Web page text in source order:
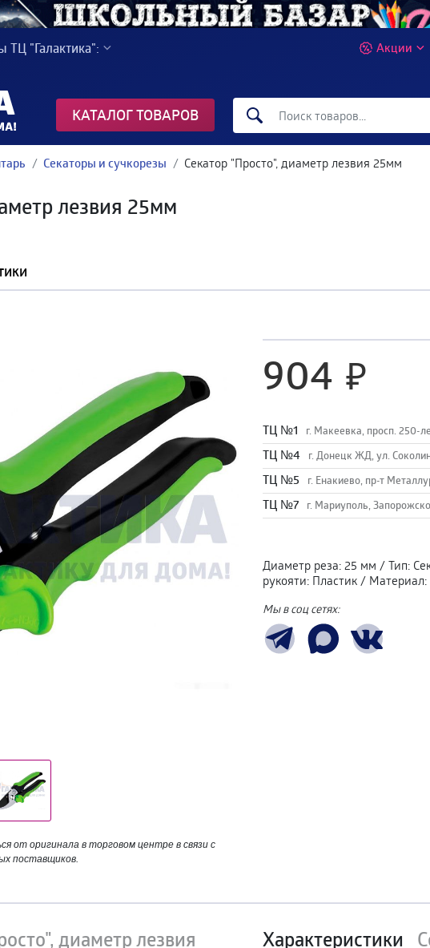
ТЦ "Галактика": Акции
КАТАЛОГ ТОВАРОВ
Секаторы и сучкорезы Секатор "Просто", диаметр лезвия 25мм
лезвия 25мм
от оригинала в торговом центре в связи с
поставщиков.
904
TЦ №1 г. Макеевка, просп. 250-
TЦ №4 г. Донецк ЖД, ул.
TЦ №5 г. Енакиево, пр-т
ТЦ №7 г. Мариуполь,
Диаметр реза: 25 мм / Тип:
рукояти: Пластик / Материал:
Мы в соц сетях:
диаметр лезвия
Характеристики